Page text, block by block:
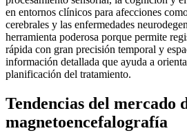
en entornos clínicos para afecciones
cerebrales y las enfermedades
herramienta poderosa porque permite
rápida con gran precisión temporal y
información detallada que ayuda a
planificación del tratamiento.
Tendencias del mercado
magnetoencefalografía